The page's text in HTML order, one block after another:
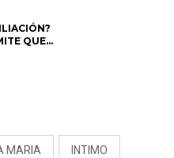
QUE
KORINA
LE CERRARÍA
MARIA INTIMO